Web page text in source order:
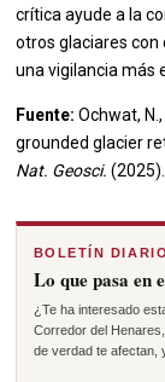
crítica ayude a la
otros glaciares
una vigilancia más
Fuente: Ochwat,
grounded glacier
Nat. Geosci.
BOLETÍN
Lo que pasa en
¿Te ha interesado
Corredor del
de verdad te afectan,